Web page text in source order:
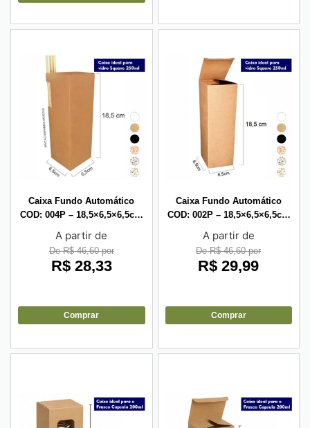
Caixa Fundo Automático
COD: 004P – 18,5×6,5×6,5cm
A partir de
De R$ 46,60 por
R$28,33
Comprar
Caixa Fundo Automático
COD: 002P – 18,5×6,5×6,5cm
A partir de
De R$ 46,60 por
R$ 29,99
Comprar